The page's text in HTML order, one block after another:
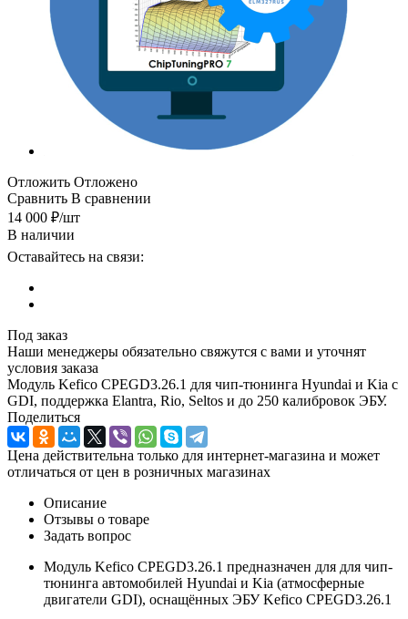
Отложить Отложено
Сравнить В сравнении
14 000 ₽/шт
В наличии
Оставайтесь на связи:
Под заказ
Наши менеджеры обязательно свяжутся с вами и уточнят
условия заказа
Модуль Kefico CPEGD3.26.1 для чип-тюнинга Hyundai и Kia с
GDI, поддержка Elantra, Rio, Seltos и до 250 калибровок ЭБУ.
Поделиться
Цена действительна только для интернет-магазина и может
отличаться от цен в розничных магазинах
Описание
Отзывы о товаре
Задать вопрос
Модуль Kefico CPEGD3.26.1 предназначен для для чип-
тюнинга автомобилей Hyundai и Kia (атмосферные
двигатели GDI), оснащённых ЭБУ Kefico CPEGD3.26.1